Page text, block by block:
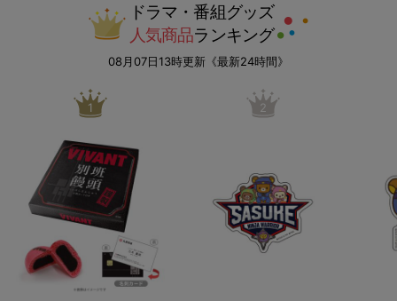
ドラマ・番組グッズ
人気商品ランキング
08月07日13時更新《最新24時間》
1 2